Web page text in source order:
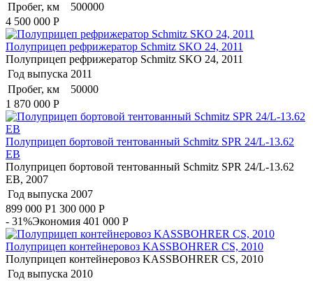
Пробег, км
500000
4 500 000 Р
Полуприцеп рефрижератор Schmitz SKO 24, 2011
Полуприцеп рефрижератор Schmitz SKO 24, 2011
Год выпуска 2011
Пробег, км
50000
1 870 000 Р
Полуприцеп бортовой тентованный Schmitz SPR 24/L-13.62
EB
Полуприцеп бортовой тентованный Schmitz SPR 24/L-13.62
EB, 2007
Год выпуска 2007
899 000 Р1 300 000 Р
- 31%Экономия 401 000 Р
Полуприцеп контейнеровоз KASSBOHRER CS, 2010
Полуприцеп контейнеровоз KASSBOHRER CS, 2010
Год выпуска 2010